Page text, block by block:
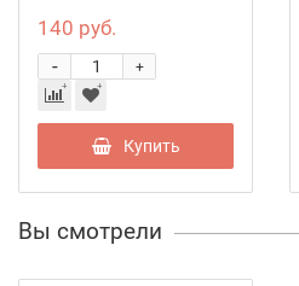
140 руб.
+
-
Купить
Вы смотрели